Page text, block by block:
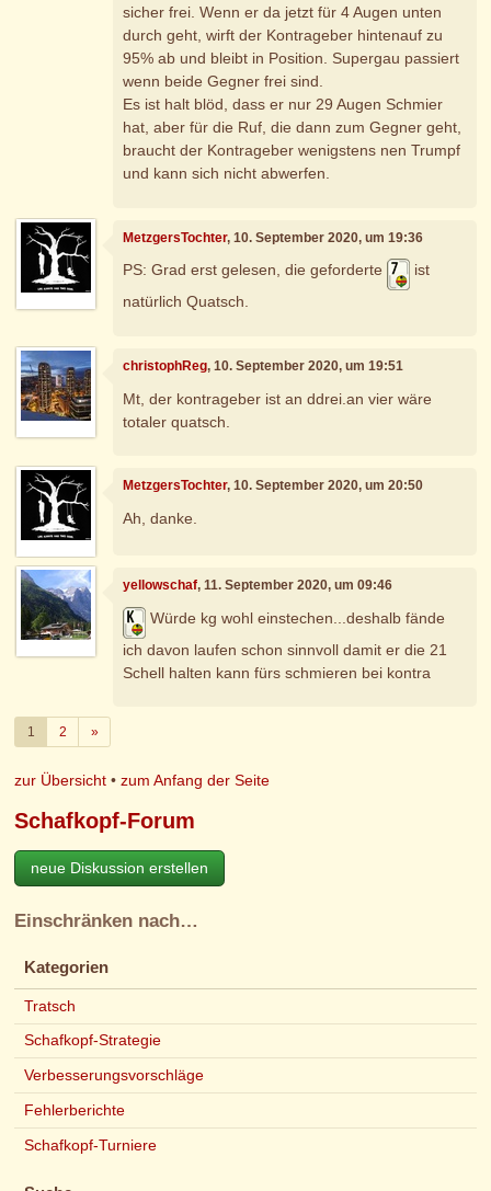
sicher frei. Wenn er da jetzt für 4 Augen unten
durch geht, wirft der Kontrageber hintenauf zu
95% ab und bleibt in Position. Supergau passiert
wenn beide Gegner frei sind.
Es ist halt blöd, dass er nur 29 Augen Schmier
hat, aber für die Ruf, die dann zum Gegner geht,
braucht der Kontrageber wenigstens nen Trumpf
und kann sich nicht abwerfen.
MetzgersTochter, 10. September 2020, um 19:36
PS: Grad erst gelesen, die geforderte
ist
natürlich Quatsch.
christophReg, 10. September 2020, um 19:51
Mt, der kontrageber ist an ddrei.an vier wäre
totaler quatsch.
MetzgersTochter, 10. September 2020, um 20:50
Ah, danke.
yellowschaf, 11. September 2020, um 09:46
Würde kg wohl einstechen...deshalb fände
ich davon laufen schon sinnvoll damit er die 21
Schell halten kann fürs schmieren bei kontra
1 2 »Weiter
zur Übersicht •zum Anfang der Seite
Schafkopf-Forum
neue Diskussion erstellen
Einschränken nach…
Kategorien
Tratsch
Schafkopf-Strategie
Verbesserungsvorschläge
Fehlerberichte
Schafkopf-Turniere